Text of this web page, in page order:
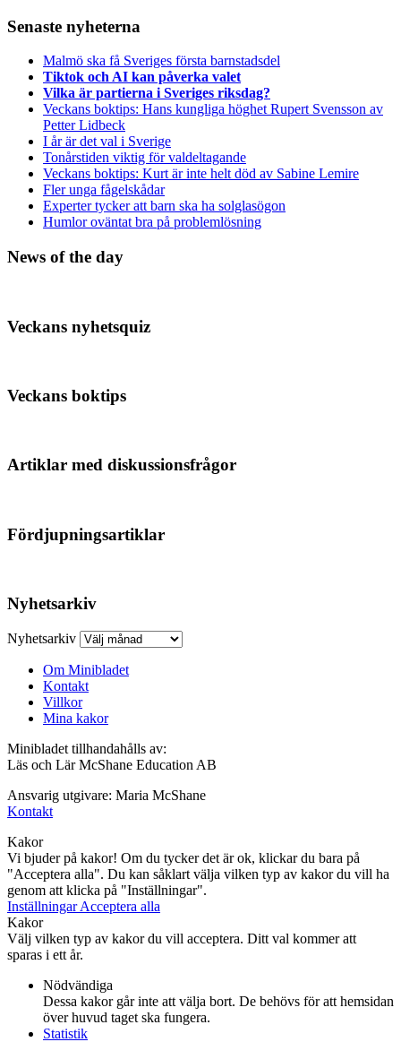
Senaste nyheterna
Malmö ska få Sveriges första barnstadsdel
Tiktok och AI kan påverka valet
Vilka är partierna i Sveriges riksdag?
Veckans boktips: Hans kungliga höghet Rupert Svensson av
Petter Lidbeck
I år är det val i Sverige
Tonårstiden viktig för valdeltagande
Veckans boktips: Kurt är inte helt död av Sabine Lemire
Fler unga fågelskådar
Experter tycker att barn ska ha solglasögon
Humlor oväntat bra på problemlösning
News of the day
Veckans nyhetsquiz
Veckans boktips
Artiklar med diskussionsfrågor
Fördjupningsartiklar
Nyhetsarkiv
Nyhetsarkiv
Om Minibladet
Kontakt
Villkor
Mina kakor
Minibladet tillhandahålls av:
Läs och Lär McShane Education AB
Ansvarig utgivare: Maria McShane
Kontakt
Kakor
Vi bjuder på kakor! Om du tycker det är ok, klickar du bara på
"Acceptera alla". Du kan såklart välja vilken typ av kakor du vill ha
genom att klicka på "Inställningar".
InställningarAcceptera alla
Kakor
Välj vilken typ av kakor du vill acceptera. Ditt val kommer att
sparas i ett år.
Nödvändiga
Dessa kakor går inte att välja bort. De behövs för att hemsidan
över huvud taget ska fungera.
Statistik